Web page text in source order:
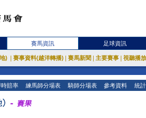
賽馬資訊 足球資訊
) 賽事資料(越洋轉播) 賽馬新聞 主要賽事 視聽播
時賠率 練馬師分場表 騎師分場表 參考資料 統